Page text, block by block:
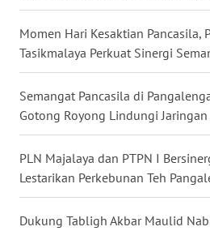
Momen Hari Kesaktian Pancasila,
Tasikmalaya Perkuat Sinergi
Semangat Pancasila di
Gotong Royong Lindungi
PLN Majalaya dan PTPN I
Lestarikan Perkebunan Teh
Dukung Tabligh Akbar Maulid
KALTENG
KALTARA
KALSEL
WN
KALTIM